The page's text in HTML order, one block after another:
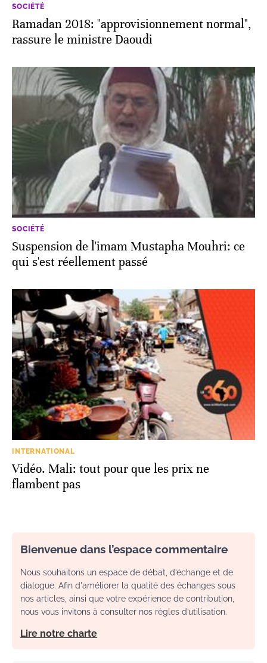
SOCIÉTÉ
Ramadan 2018: "approvisionnement normal",
rassure le ministre Daoudi
SOCIÉTÉ
Suspension de l'imam Mustapha Mouhri: ce
qui s'est réellement passé
INTERNATIONAL
Vidéo. Mali: tout pour que les prix ne
flambent pas
Bienvenue dans l’espace commentaire
Nous souhaitons un espace de débat, d’échange et de
dialogue. Afin d'améliorer la qualité des échanges sous
nos articles, ainsi que votre expérience de contribution,
nous vous invitons à consulter nos règles d’utilisation.
Lire notre charte